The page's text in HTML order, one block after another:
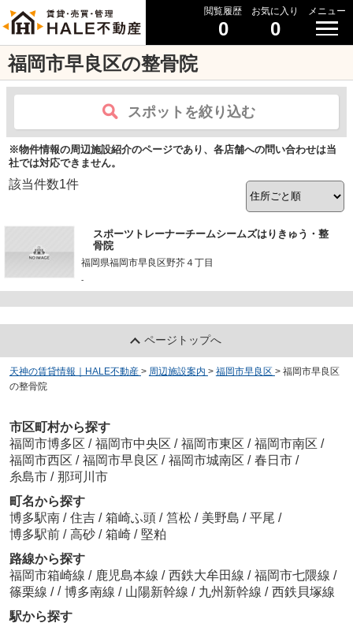
閲覧履歴
0
お気に入り
0
メニュー
福岡市早良区の整骨院
スポットを絞り込む
※物件情報の周辺施設紹介のページであり、各店舗への問い合わせは当
社では対応できません。
該当件数1件
スポーツトレーナーチームシームズはりきゅう・整
骨院
福岡県福岡市早良区野芥４丁目
-
ページトップへ
天神の賃貸情報｜HALE不動産 > 周辺施設案内 > 福岡市早良区 > 福岡市早良区
の整骨院
市区町村から探す
福岡市博多区 / 福岡市中央区 / 福岡市東区 / 福岡市南区 /
福岡市西区 / 福岡市早良区 / 福岡市城南区 / 春日市 /
糸島市 / 那珂川市
町名から探す
博多駅南 / 住吉 / 箱崎ふ頭 / 筥松 / 美野島 / 平尾 /
博多駅前 / 高砂 / 箱崎 / 堅粕
路線から探す
福岡市箱崎線 / 鹿児島本線 / 西鉄大牟田線 / 福岡市七隈線 /
篠栗線 / / 博多南線 / 山陽新幹線 / 九州新幹線 / 西鉄貝塚線
駅から探す